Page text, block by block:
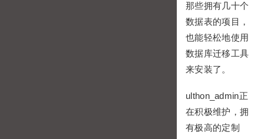
那些拥有几十个
数据表的项目，
也能轻松地使用
数据库迁移工具
来安装了。
ulthon_admin正
在积极维护，拥
有极高的定制